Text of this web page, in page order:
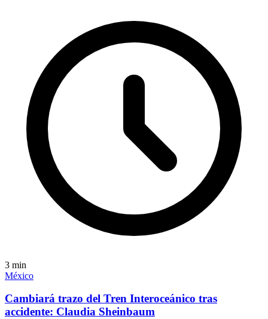
3 min
México
Cambiará trazo del Tren Interoceánico tras
accidente: Claudia Sheinbaum